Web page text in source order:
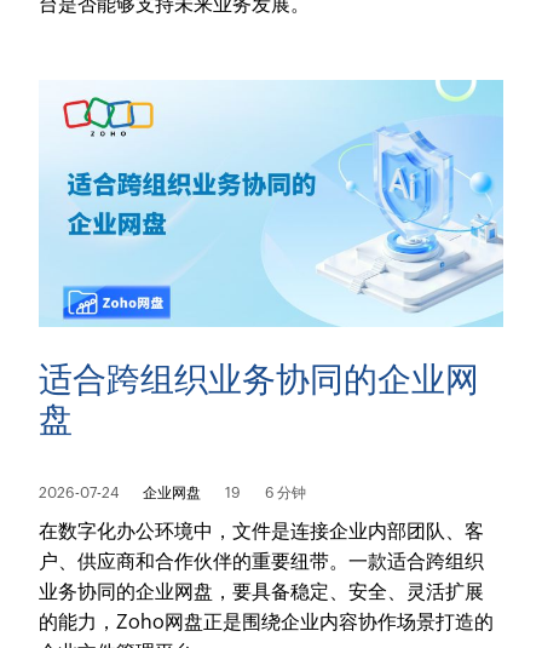
台是否能够支持未来业务发展。
适合跨组织业务协同的企业网
盘
2026-07-24 企业网盘 19 6 分钟
在数字化办公环境中，文件是连接企业内部团队、客
户、供应商和合作伙伴的重要纽带。一款适合跨组织
业务协同的企业网盘，要具备稳定、安全、灵活扩展
的能力，Zoho网盘正是围绕企业内容协作场景打造的